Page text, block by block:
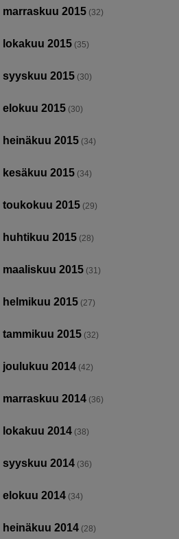
marraskuu 2015 (32)
lokakuu 2015 (35)
syyskuu 2015 (30)
elokuu 2015 (30)
heinäkuu 2015 (34)
kesäkuu 2015 (34)
toukokuu 2015 (29)
huhtikuu 2015 (28)
maaliskuu 2015 (31)
helmikuu 2015 (27)
tammikuu 2015 (32)
joulukuu 2014 (42)
marraskuu 2014 (36)
lokakuu 2014 (38)
syyskuu 2014 (36)
elokuu 2014 (34)
heinäkuu 2014 (28)